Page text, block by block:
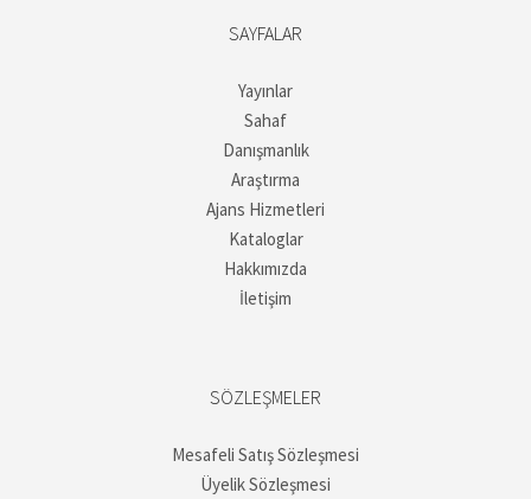
SAYFALAR
Yayınlar
Sahaf
Danışmanlık
Araştırma
Ajans Hizmetleri
Kataloglar
Hakkımızda
İletişim
SÖZLEŞMELER
Mesafeli Satış Sözleşmesi
Üyelik Sözleşmesi